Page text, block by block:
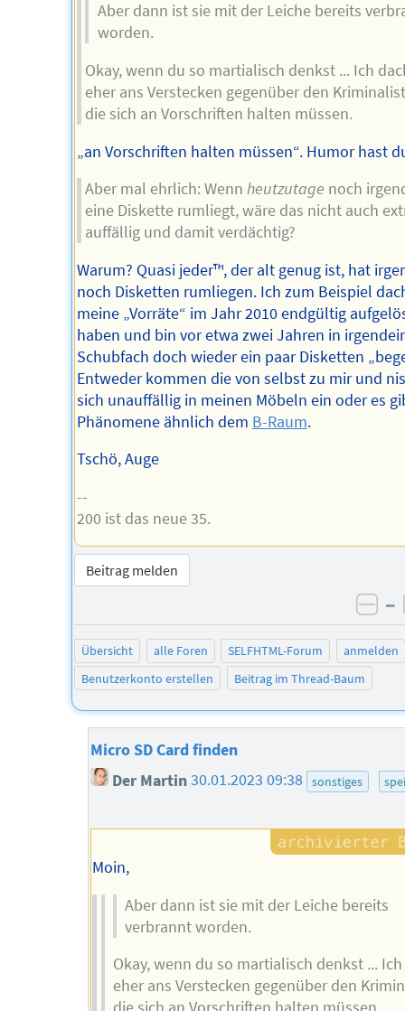
Aber dann ist sie mit der Leiche bereits
worden.
Okay, wenn du so martialisch denkst ... Ich
eher ans Verstecken gegenüber den
die sich an Vorschriften halten müssen.
„an Vorschriften halten müssen“. Humor hast
Aber mal ehrlich: Wennheutzutage noch
eine Diskette rumliegt, wäre das nicht auch
auffällig und damit verdächtig?
Warum? Quasi jeder™️, der alt genug ist, hat
noch Disketten rumliegen. Ich zum Beispiel
meine „Vorräte“ im Jahr 2010 endgültig
haben und bin vor etwa zwei Jahren in
Schubfach doch wieder ein paar Disketten
Entweder kommen die von selbst zu mir und
sich unauffällig in meinen Möbeln ein oder es
Phänomene ähnlich dem B-Raum.
Tschö, Auge
--
200 ist das neue 35.
Beitrag melden
–
Übersicht alle Foren SELFHTML-Forum
anmelden
Benutzerkonto erstellen
Beitrag im Thread-Baum
Micro SD Card finden
Der Martin 30.01.2023 09:38 sonstiges
Moin,
Aber dann ist sie mit der Leiche bereits
verbrannt worden.
Okay, wenn du so martialisch denkst ...
eher ans Verstecken gegenüber den